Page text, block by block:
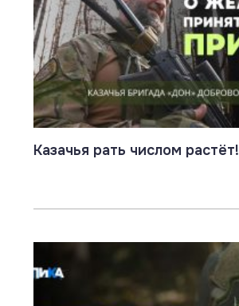
Казачья рать числом растёт!